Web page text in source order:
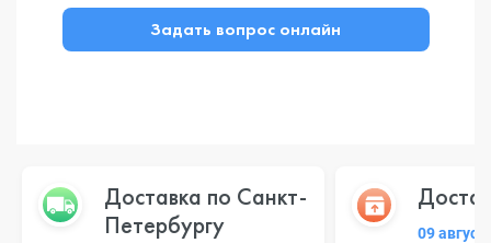
Задать вопрос онлайн
Доставка по Санкт-
Петербургу
09